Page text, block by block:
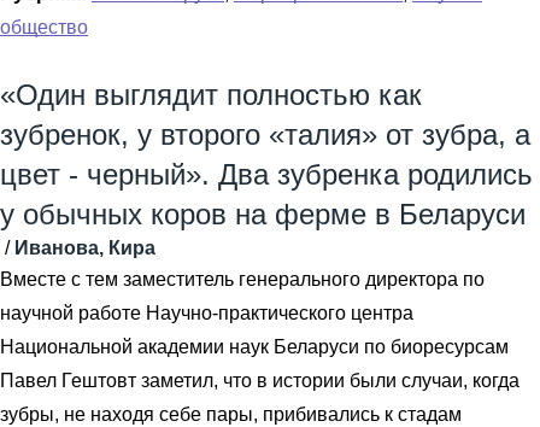
общество
«Один выглядит полностью как
зубренок, у второго «талия» от зубра, а
цвет - черный». Два зубренка родились
у обычных коров на ферме в Беларуси
/ Иванова, Кира
Вместе с тем заместитель генерального директора по
научной работе Научно-практического центра
Национальной академии наук Беларуси по биоресурсам
Павел Гештовт заметил, что в истории были случаи, когда
зубры, не находя себе пары, прибивались к стадам